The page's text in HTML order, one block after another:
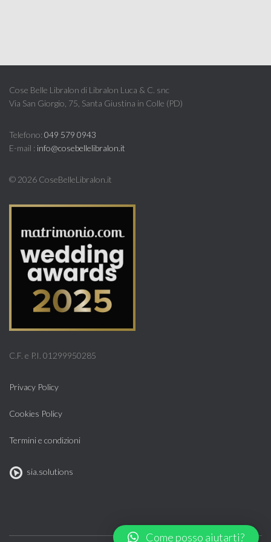
Cose Belle Libralon di Libralon Luca & C. snc
Via San Giorgio, 75, Santa Giustina in Colle (PD)
Telefono: 049 579 0943
E-mail : info@cosebellelibralon.it
© 2026 CoseBelleLibralon.it
C.F. e P.I. 01299950285
Privacy Policy
Cookies Policy
Termini e condizioni
sia.solutions
Come posso aiutarti?